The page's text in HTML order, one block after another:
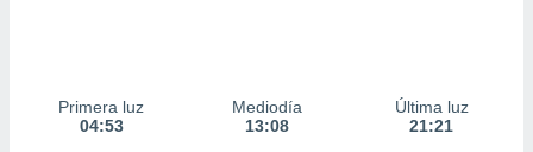
Primera luz
04:53
Mediodía
13:08
Última luz
21:21